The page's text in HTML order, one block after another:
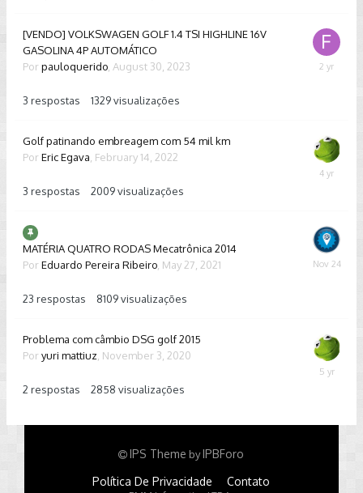
[VENDO] VOLKSWAGEN GOLF 1.4 TSI HIGHLINE 16V
GASOLINA 4P AUTOMÁTICO
Por pauloquerido August 30, 2023
3 respostas 1329visualizações
Golf patinando embreagem com 54 mil km
Por Eric Egava February 14, 2022
3 respostas 2009visualizações
March
MATÉRIA QUATRO RODAS Mecatrônica 2014
Por Eduardo Pereira Ribeiro May 27, 2021
23 respostas 8109visualizações
Problema com câmbio DSG golf 2015
Por yuri mattiuz November 3, 2020
2 respostas 2858 visualizações
IPS Theme byIPBForo
Política De Privacidade Contato